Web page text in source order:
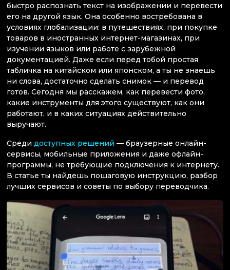
быстро распознать текст на изображении и перевести
его на другой язык. Она особенно востребована в
условиях глобализации: в путешествиях, при покупке
товаров в иностранных интернет-магазинах, при
изучении языков или работе с зарубежной
документацией. Даже если перед тобой простая
табличка на китайском или японском, а ты не знаешь
ни слова, достаточно сделать снимок — и перевод
готов. Сегодня мы расскажем, как перевести фото,
какие инструменты для этого существуют, как они
работают, и в каких ситуациях действительно
выручают.
Среди доступных решений — браузерные онлайн-
сервисы, мобильные приложения и даже офлайн-
программы, не требующие подключения к интернету.
В статье ты найдешь пошаговую инструкцию, разбор
лучших сервисов и советы по выбору переводчика.